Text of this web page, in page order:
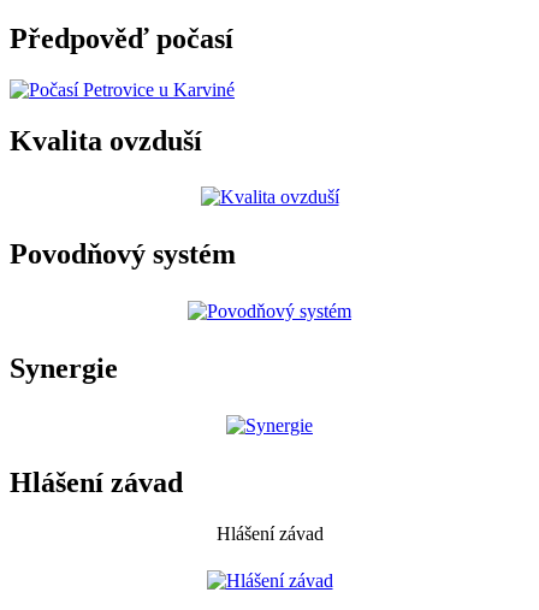
Předpověď počasí
Kvalita ovzduší
Povodňový systém
Synergie
Hlášení závad
Hlášení závad